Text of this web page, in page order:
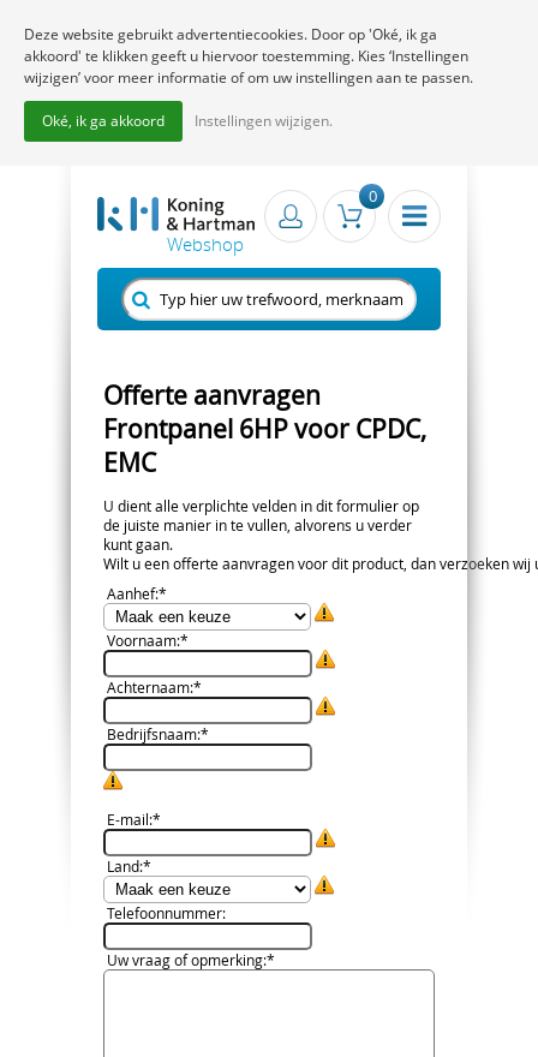
0
Offerte aanvragen
Frontpanel 6HP voor CPDC,
EMC
U dient alle verplichte velden in dit formulier op
de juiste manier in te vullen, alvorens u verder
kunt gaan.
Wilt u een offerte aanvragen voor dit product, dan verzoeken
Aanhef:*
Voornaam:*
Achternaam:*
Bedrijfsnaam:*
E-mail:*
Land:*
Telefoonnummer:
Uw vraag of opmerking:*
Deze website gebruikt advertentiecookies. Door op 'Oké, ik ga
akkoord' te klikken geeft u hiervoor toestemming. Kies ‘Instellingen
wijzigen’ voor meer informatie of om uw instellingen aan te passen.
Oké, ik ga akkoord Instellingen wijzigen.